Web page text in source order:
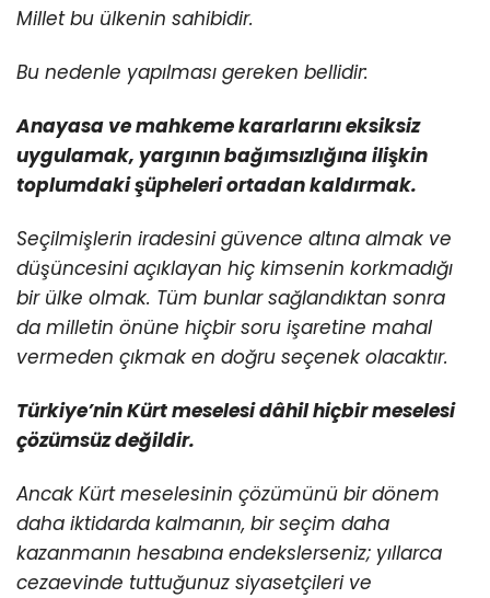
Millet bu ülkenin sahibidir.
Bu nedenle yapılması gereken bellidir:
Anayasa ve mahkeme kararlarını eksiksiz
uygulamak, yargının bağımsızlığına ilişkin
toplumdaki şüpheleri ortadan kaldırmak.
Seçilmişlerin iradesini güvence altına almak ve
düşüncesini açıklayan hiç kimsenin korkmadığı
bir ülke olmak. Tüm bunlar sağlandıktan sonra
da milletin önüne hiçbir soru işaretine mahal
vermeden çıkmak en doğru seçenek olacaktır.
Türkiye’nin Kürt meselesi dâhil hiçbir meselesi
çözümsüz değildir.
Ancak Kürt meselesinin çözümünü bir dönem
daha iktidarda kalmanın, bir seçim daha
kazanmanın hesabına endekslerseniz; yıllarca
cezaevinde tuttuğunuz siyasetçileri ve